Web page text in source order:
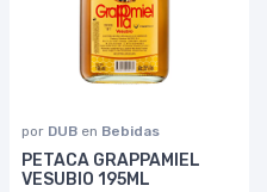
por DUB en Bebidas
PETACA GRAPPAMIEL
VESUBIO 195ML